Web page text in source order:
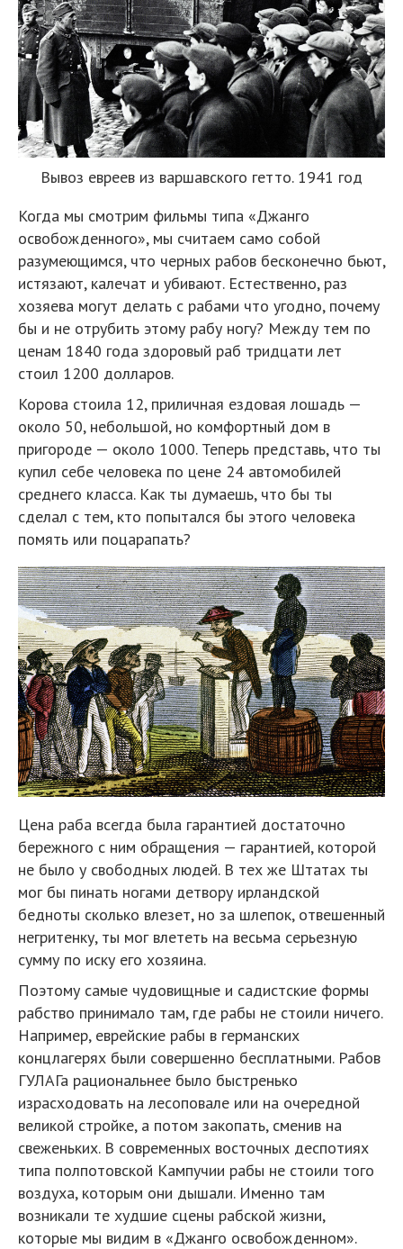
Вывоз евреев из варшавского гетто. 1941 год
Когда мы смотрим фильмы типа «Джанго
освобожденного», мы считаем само собой
разумеющимся, что черных рабов бесконечно бьют,
истязают, калечат и убивают. Естественно, раз
хозяева могут делать с рабами что угодно, почему
бы и не отрубить этому рабу ногу? Между тем по
ценам 1840 года здоровый раб тридцати лет
стоил 1200 долларов.
Корова стоила 12, приличная ездовая лошадь —
около 50, небольшой, но комфортный дом в
пригороде — около 1000. Теперь представь, что ты
купил себе человека по цене 24 автомобилей
среднего класса. Как ты думаешь, что бы ты
сделал с тем, кто попытался бы этого человека
помять или поцарапать?
Цена раба всегда была гарантией достаточно
бережного с ним обращения — гарантией, которой
не было у свободных людей. В тех же Штатах ты
мог бы пинать ногами детвору ирландской
бедноты сколько влезет, но за шлепок, отвешенный
негритенку, ты мог влететь на весьма серьезную
сумму по иску его хозяина.
Поэтому самые чудовищные и садистские формы
рабство принимало там, где рабы не стоили ничего.
Например, еврейские рабы в германских
концлагерях были совершенно бесплатными. Рабов
ГУЛАГа рациональнее было быстренько
израсходовать на лесоповале или на очередной
великой стройке, а потом закопать, сменив на
свеженьких. В современных восточных деспотиях
типа полпотовской Кампучии рабы не стоили того
воздуха, которым они дышали. Именно там
возникали те худшие сцены рабской жизни,
которые мы видим в «Джанго освобожденном».